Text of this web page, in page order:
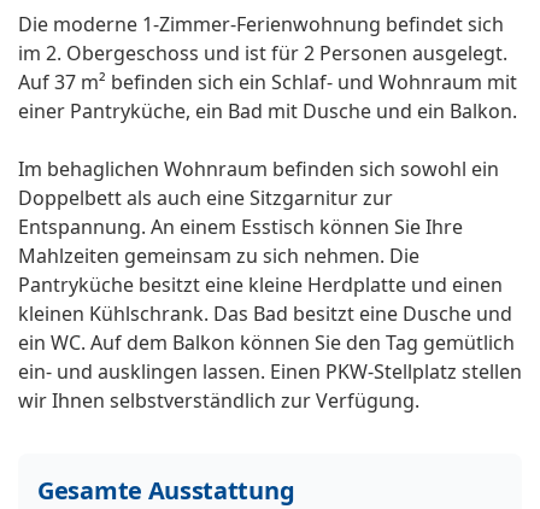
Die moderne 1-Zimmer-Ferienwohnung befindet sich
im 2. Obergeschoss und ist für 2 Personen ausgelegt.
Auf 37 m² befinden sich ein Schlaf- und Wohnraum mit
einer Pantryküche, ein Bad mit Dusche und ein Balkon.
Im behaglichen Wohnraum befinden sich sowohl ein
Doppelbett als auch eine Sitzgarnitur zur
Entspannung. An einem Esstisch können Sie Ihre
Mahlzeiten gemeinsam zu sich nehmen. Die
Pantryküche besitzt eine kleine Herdplatte und einen
kleinen Kühlschrank. Das Bad besitzt eine Dusche und
ein WC. Auf dem Balkon können Sie den Tag gemütlich
ein- und ausklingen lassen. Einen PKW-Stellplatz stellen
wir Ihnen selbstverständlich zur Verfügung.
Gesamte Ausstattung